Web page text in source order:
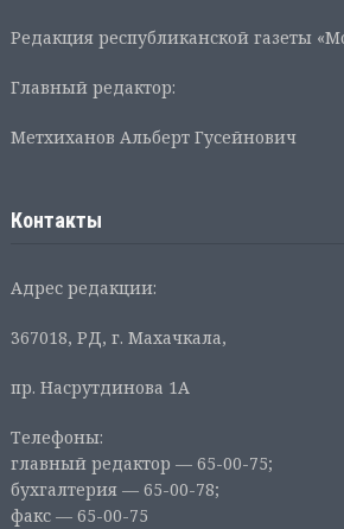
Редакция республиканской газеты
Главный редактор:
Метхиханов Альберт Гусейнович
Контакты
Адрес редакции:
367018, РД, г. Махачкала,
пр. Насрутдинова 1А
Телефоны:
главный редактор — 65-00-75;
бухгалтерия — 65-00-78;
факс — 65-00-75